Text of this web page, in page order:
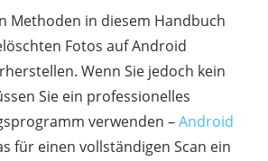
Methoden in diesem Handbuch
Fotos auf Android
Wenn Sie jedoch kein
Sie ein professionelles
verwenden –Android
für einen vollständigen Scan ein